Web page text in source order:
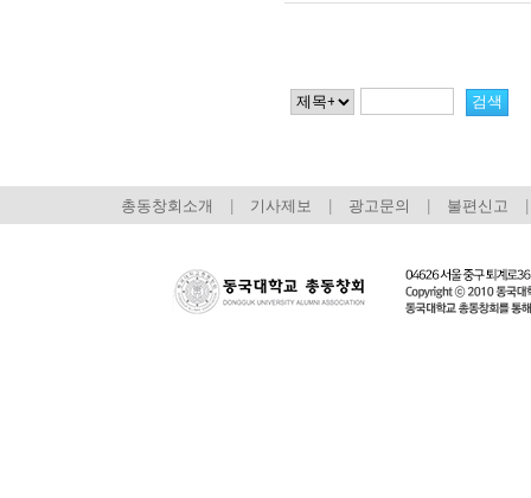
총동창회소개 기사제보 광고문의 불편신고